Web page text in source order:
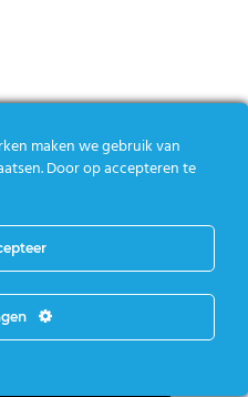
voorbehouden |Algemene
maken we gebruik van
Door op accepteren te